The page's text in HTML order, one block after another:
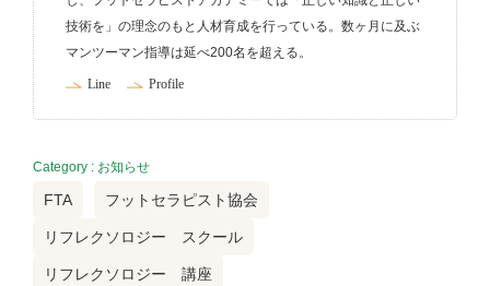
技術を」の理念のもと人材育成を行っている。数ヶ月に及ぶ
マンツーマン指導は延べ200名を超える。
Line Profile
Category : お知らせ
FTA フットセラピスト協会
リフレクソロジー スクール
リフレクソロジー 講座